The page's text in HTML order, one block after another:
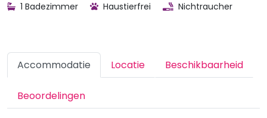
1 Badezimmer
Haustierfrei Nichtraucher
Accommodatie Locatie Beschikbaarheid
Beoordelingen